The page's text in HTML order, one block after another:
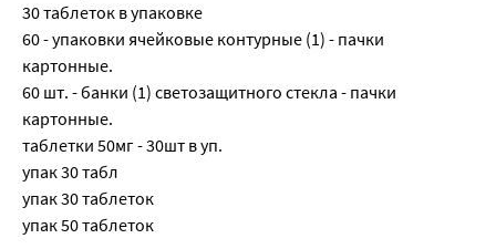
30 таблеток в упаковке
60 - упаковки ячейковые контурные (1) - пачки
картонные.
60 шт. - банки (1) светозащитного стекла - пачки
картонные.
таблетки 50мг - 30шт в уп.
упак 30 табл
упак 30 таблеток
упак 50 таблеток